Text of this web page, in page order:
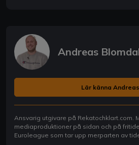
Andreas
Lär känna Andreas
Ansvarig utgivare på Rekatochklart.com.
mediaproduktioner på sidan och på
Euroleague som tar upp merparten av